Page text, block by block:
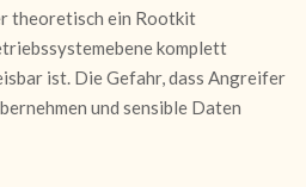
theoretisch ein Rootkit
komplett
ist. Die Gefahr, dass Angreifer
und sensible Daten